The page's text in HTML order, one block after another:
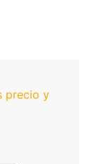
precio y